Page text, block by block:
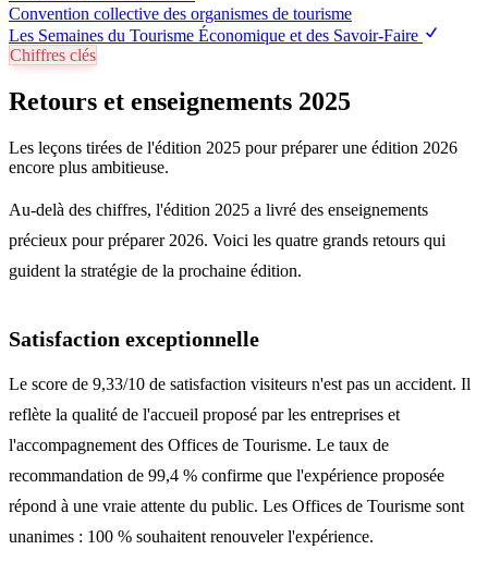
Convention collective des organismes de tourisme
Les Semaines du Tourisme Économique et des Savoir-Faire
Chiffres clés
Retours et enseignements 2025
Les leçons tirées de l'édition 2025 pour préparer une édition 2026
encore plus ambitieuse.
Au-delà des chiffres, l'édition 2025 a livré des enseignements
précieux pour préparer 2026. Voici les quatre grands retours qui
guident la stratégie de la prochaine édition.
Satisfaction exceptionnelle
Le score de 9,33/10 de satisfaction visiteurs n'est pas un accident. Il
reflète la qualité de l'accueil proposé par les entreprises et
l'accompagnement des Offices de Tourisme. Le taux de
recommandation de 99,4 % confirme que l'expérience proposée
répond à une vraie attente du public. Les Offices de Tourisme sont
unanimes : 100 % souhaitent renouveler l'expérience.